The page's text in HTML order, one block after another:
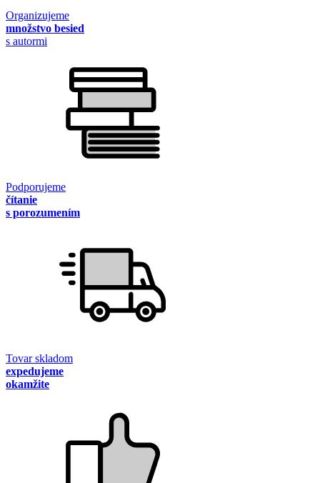
Organizujeme
množstvo besied
s autormi
Podporujeme
čítanie
s porozumením
Tovar skladom
expedujeme
okamžite